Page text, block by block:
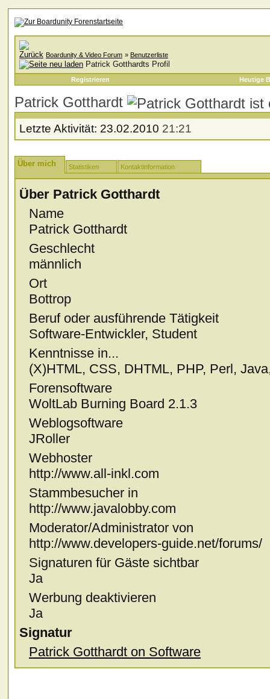
Boardunity & Video Forum » Benutzerliste
Patrick Gotthardts Profil
Registrieren Heutige
Patrick Gotthardt
Letzte Aktivität: 23.02.2010 21:21
Über mich Statistiken Kontaktinformation
Über Patrick Gotthardt
Name
Patrick Gotthardt
Geschlecht
männlich
Ort
Bottrop
Beruf oder ausführende Tätigkeit
Software-Entwickler, Student
Kenntnisse in...
(X)HTML, CSS, DHTML, PHP, Perl,
Forensoftware
WoltLab Burning Board 2.1.3
Weblogsoftware
JRoller
Webhoster
http://www.all-inkl.com
Stammbesucher in
http://www.javalobby.com
Moderator/Administrator von
http://www.developers-guide.net/forums/
Signaturen für Gäste sichtbar
Ja
Werbung deaktivieren
Ja
Signatur
Patrick Gotthardt on Software